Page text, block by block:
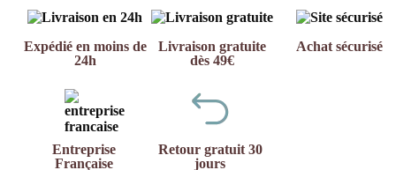
Expédié en moins de
24h
Livraison gratuite
dès 49€
Achat sécurisé
Entreprise
Française
Retour gratuit 30
jours